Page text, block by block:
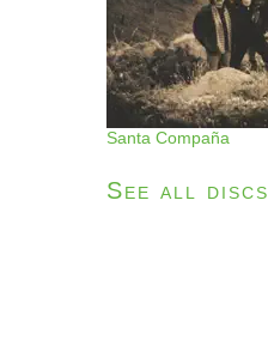
Santa Compaña
See all discs